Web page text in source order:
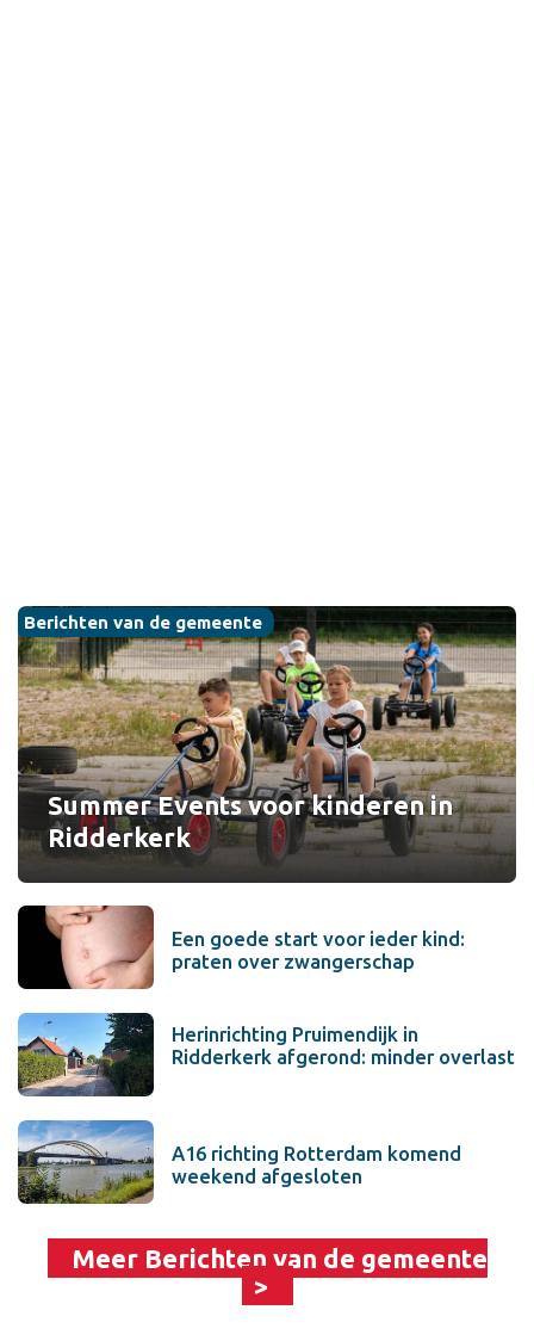
Summer Events voor kinderen in
Ridderkerk
Berichten van de gemeente
Een goede start voor ieder kind:
praten over zwangerschap
Herinrichting Pruimendijk in
Ridderkerk afgerond: minder overlast
A16 richting Rotterdam komend
weekend afgesloten
Meer Berichten van de gemeente
>